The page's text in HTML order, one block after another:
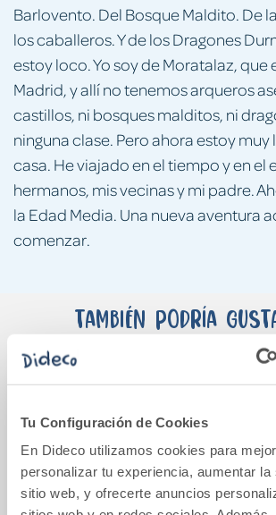
Tu Configuración de Cookies
En Dideco utilizamos cookies para
personalizar tu experiencia, aumentar la
sitio web, y ofrecerte anuncios
Barlovento. Del Bosque Maldito. De
los caballeros. Y de los Dragones
estoy loco. Yo soy de Moratalaz, que
Madrid, y allí no tenemos arqueros
castillos, ni bosques malditos, ni
ninguna clase. Pero ahora estoy muy
casa. He viajado en el tiempo y en el
hermanos, mis vecinas y mi padre.
la Edad Media. Una nueva aventura
comenzar.
También podría